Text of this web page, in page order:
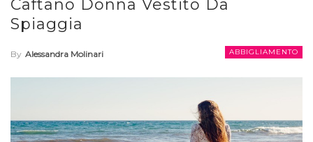
Caftano Donna Vestito Da
Spiaggia
ABBIGLIAMENTO
By Alessandra Molinari